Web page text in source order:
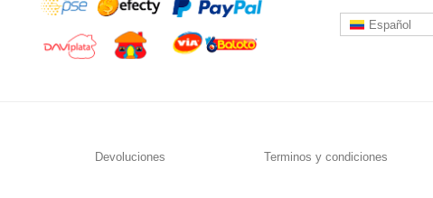
Español
Devoluciones Terminos y condiciones